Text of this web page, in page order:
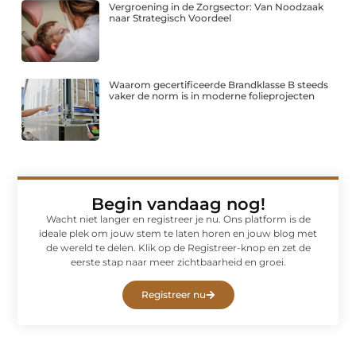
Vergroening in de Zorgsector: Van Noodzaak
naar Strategisch Voordeel
Waarom gecertificeerde Brandklasse B steeds
vaker de norm is in moderne folieprojecten
Begin vandaag nog!
Wacht niet langer en registreer je nu. Ons platform is de
ideale plek om jouw stem te laten horen en jouw blog met
de wereld te delen. Klik op de Registreer-knop en zet de
eerste stap naar meer zichtbaarheid en groei.
Registreer nu